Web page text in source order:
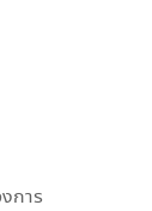
การ